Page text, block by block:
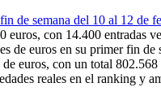
fin de semana del 10 al 12 de
euros, con 14.400 entradas
de euros en su primer fin de
euros, con un total
reales en el ranking y